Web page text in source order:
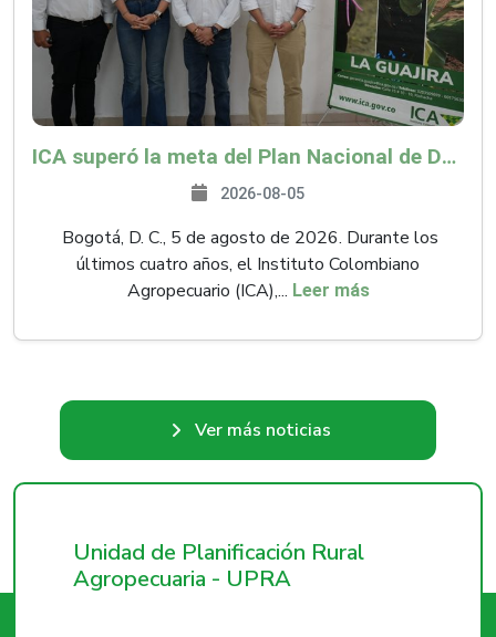
ICA superó la meta del Plan Nacional de Desarrollo y abrió 61 mercados internacionales
2026-08-05
Bogotá, D. C., 5 de agosto de 2026. Durante los
últimos cuatro años, el Instituto Colombiano
Agropecuario (ICA),... Leer más
Ver más noticias
Unidad de Planificación Rural
Agropecuaria - UPRA